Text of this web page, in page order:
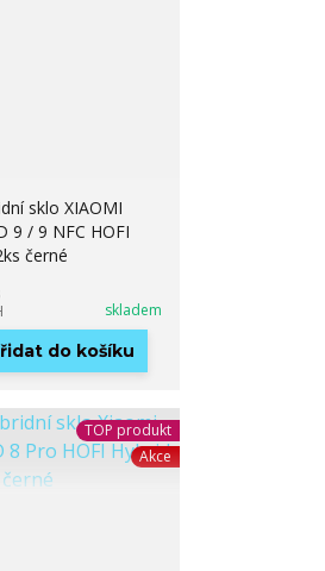
sklo XIAOMI
9 / 9 NFC HOFI
černé
skladem
do košíku
TOP produkt
Akce